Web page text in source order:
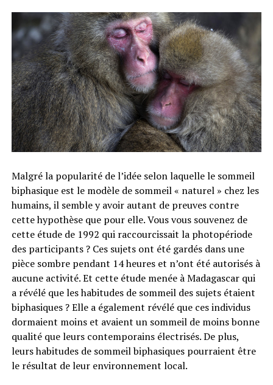
Malgré la popularité de l’idée selon laquelle le sommeil
biphasique est le modèle de sommeil « naturel » chez les
humains, il semble y avoir autant de preuves contre
cette hypothèse que pour elle. Vous vous souvenez de
cette étude de 1992 qui raccourcissait la photopériode
des participants ? Ces sujets ont été gardés dans une
pièce sombre pendant 14 heures et n’ont été autorisés à
aucune activité. Et cette étude menée à Madagascar qui
a révélé que les habitudes de sommeil des sujets étaient
biphasiques ? Elle a également révélé que ces individus
dormaient moins et avaient un sommeil de moins bonne
qualité que leurs contemporains électrisés. De plus,
leurs habitudes de sommeil biphasiques pourraient être
le résultat de leur environnement local.